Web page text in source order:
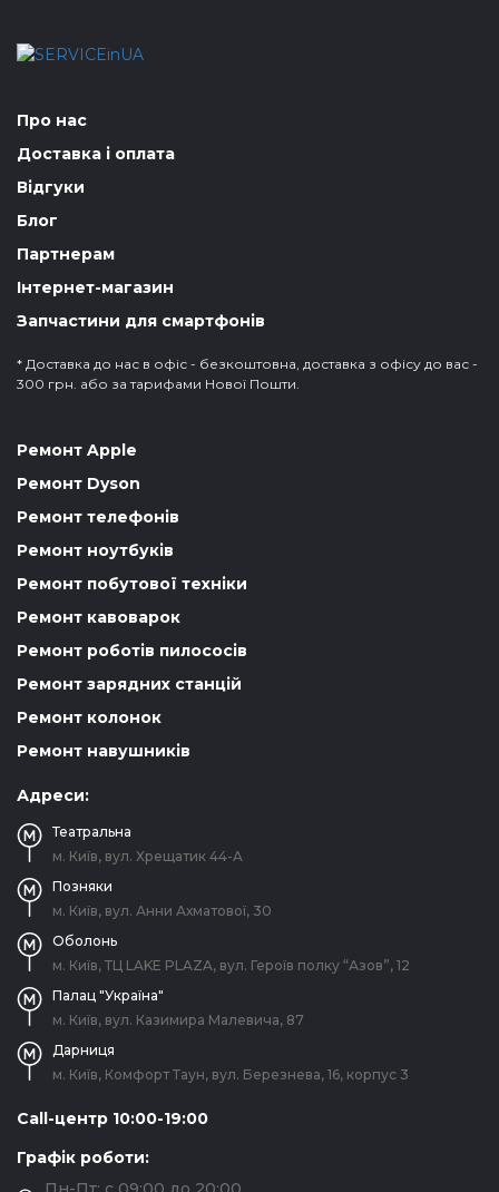
Про нас
Доставка і оплата
Відгуки
Блог
Партнерам
Інтернет-магазин
Запчастини для смартфонів
* Доставка до нас в офіс - безкоштовна, доставка з офісу до вас -
300 грн. або за тарифами Нової Пошти.
Ремонт Apple
Ремонт Dyson
Ремонт телефонів
Ремонт ноутбуків
Ремонт побутової техніки
Ремонт кавоварок
Ремонт роботів пилососів
Ремонт зарядних станцій
Ремонт колонок
Ремонт навушників
Адреси:
Театральна
м. Київ, вул. Хрещатик 44-A
Позняки
м. Київ, вул. Анни Ахматової, 30
Оболонь
м. Київ, ТЦ LAKE PLAZA, вул. Героїв полку “Азов”, 12
Палац "Україна"
м. Київ, вул. Казимира Малевича, 87
Дарниця
м. Київ, Комфорт Таун, вул. Березнева, 16, корпус 3
Call-центр 10:00-19:00
Графік роботи: